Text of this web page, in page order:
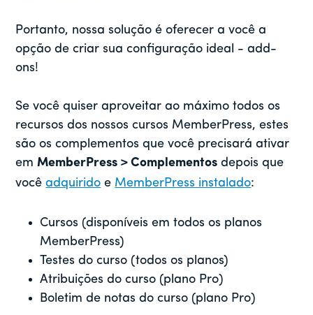
Portanto, nossa solução é oferecer a você a
opção de criar sua configuração ideal - add-
ons!
Se você quiser aproveitar ao máximo todos os
recursos dos nossos cursos MemberPress, estes
são os complementos que você precisará ativar
emMemberPress > Complementos depois que
vocêadquirido e MemberPress instalado:
Cursos (disponíveis em todos os planos
MemberPress)
Testes do curso (todos os planos)
Atribuições do curso (plano Pro)
Boletim de notas do curso (plano Pro)